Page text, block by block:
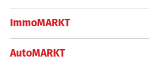
ImmoMARKT
AutoMARKT